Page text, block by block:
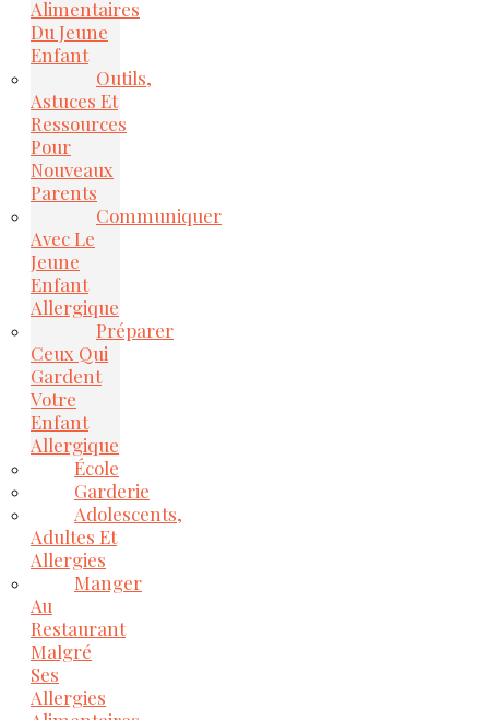
Alimentaires
Du Jeune
Enfant
Outils,
Astuces Et
Ressources
Pour
Nouveaux
Parents
Communiquer
Avec Le
Jeune
Enfant
Allergique
Préparer
Ceux Qui
Gardent
Votre
Enfant
Allergique
École
Garderie
Adolescents,
Adultes Et
Allergies
Manger
Au
Restaurant
Malgré
Ses
Allergies